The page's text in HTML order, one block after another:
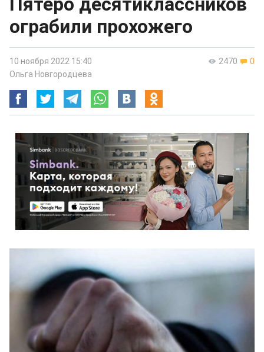
ограбили прохожего
2470 0
10 ноября 2022 15:40
Ольга Новгородцева